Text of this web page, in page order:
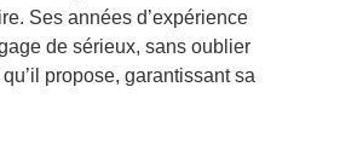
Ses années d’expérience
de sérieux, sans oublier
propose, garantissant sa